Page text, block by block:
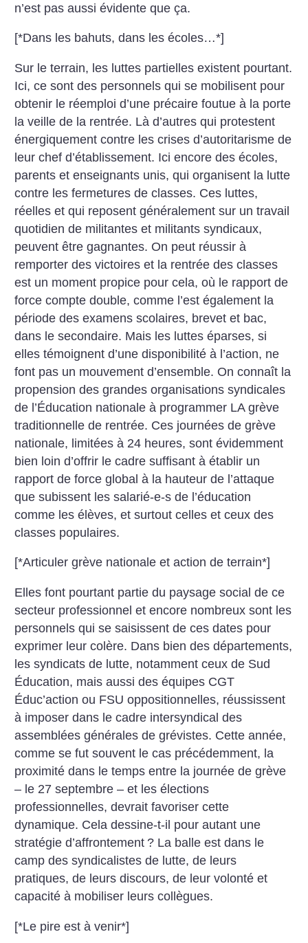
n’est pas aussi évidente que ça.
[*Dans les bahuts, dans les écoles…*]
Sur le terrain, les luttes partielles existent pourtant.
Ici, ce sont des personnels qui se mobilisent pour
obtenir le réemploi d’une précaire foutue à la porte
la veille de la rentrée. Là d’autres qui protestent
énergiquement contre les crises d’autoritarisme de
leur chef d’établissement. Ici encore des écoles,
parents et enseignants unis, qui organisent la lutte
contre les fermetures de classes. Ces luttes,
réelles et qui reposent généralement sur un travail
quotidien de militantes et militants syndicaux,
peuvent être gagnantes. On peut réussir à
remporter des victoires et la rentrée des classes
est un moment propice pour cela, où le rapport de
force compte double, comme l’est également la
période des examens scolaires, brevet et bac,
dans le secondaire. Mais les luttes éparses, si
elles témoignent d’une disponibilité à l’action, ne
font pas un mouvement d’ensemble. On connaît la
propension des grandes organisations syndicales
de l’Éducation nationale à programmer LA grève
traditionnelle de rentrée. Ces journées de grève
nationale, limitées à 24 heures, sont évidemment
bien loin d’offrir le cadre suffisant à établir un
rapport de force global à la hauteur de l’attaque
que subissent les salarié-e-s de l’éducation
comme les élèves, et surtout celles et ceux des
classes populaires.
[*Articuler grève nationale et action de terrain*]
Elles font pourtant partie du paysage social de ce
secteur professionnel et encore nombreux sont les
personnels qui se saisissent de ces dates pour
exprimer leur colère. Dans bien des départements,
les syndicats de lutte, notamment ceux de Sud
Éducation, mais aussi des équipes CGT
Éduc’action ou FSU oppositionnelles, réussissent
à imposer dans le cadre intersyndical des
assemblées générales de grévistes. Cette année,
comme se fut souvent le cas précédemment, la
proximité dans le temps entre la journée de grève
– le 27 septembre – et les élections
professionnelles, devrait favoriser cette
dynamique. Cela dessine-t-il pour autant une
stratégie d’affrontement ? La balle est dans le
camp des syndicalistes de lutte, de leurs
pratiques, de leurs discours, de leur volonté et
capacité à mobiliser leurs collègues.
[*Le pire est à venir*]